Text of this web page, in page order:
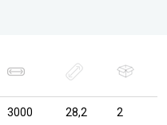
3000 28,2 2